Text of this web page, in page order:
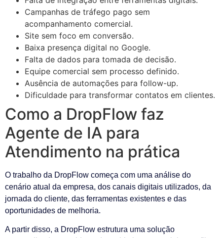
Campanhas de tráfego pago sem
acompanhamento comercial.
Site sem foco em conversão.
Baixa presença digital no Google.
Falta de dados para tomada de decisão.
Equipe comercial sem processo definido.
Ausência de automações para follow-up.
Dificuldade para transformar contatos em clientes.
Como a DropFlow faz
Agente de IA para
Atendimento na prática
O trabalho da DropFlow começa com uma análise do
cenário atual da empresa, dos canais digitais utilizados, da
jornada do cliente, das ferramentas existentes e das
oportunidades de melhoria.
A partir disso, a DropFlow estrutura uma solução